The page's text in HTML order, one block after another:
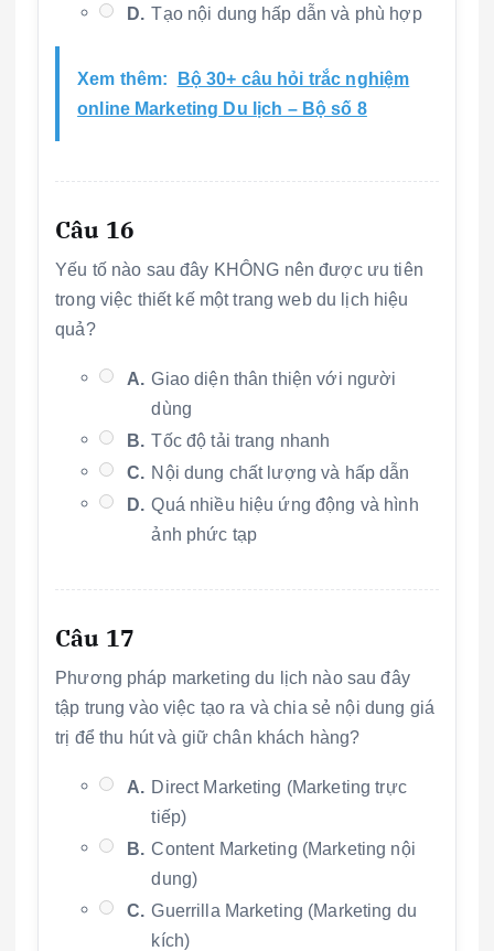
D. Tạo nội dung hấp dẫn và phù hợp
Xem thêm:
Bộ 30+ câu hỏi trắc nghiệm
online Marketing Du lịch – Bộ số 8
Câu 16
Yếu tố nào sau đây KHÔNG nên được ưu tiên
trong việc thiết kế một trang web du lịch hiệu
quả?
A. Giao diện thân thiện với người
dùng
B. Tốc độ tải trang nhanh
C. Nội dung chất lượng và hấp dẫn
D. Quá nhiều hiệu ứng động và hình
ảnh phức tạp
Câu 17
Phương pháp marketing du lịch nào sau đây
tập trung vào việc tạo ra và chia sẻ nội dung giá
trị để thu hút và giữ chân khách hàng?
A. Direct Marketing (Marketing trực
tiếp)
B. Content Marketing (Marketing nội
dung)
C. Guerrilla Marketing (Marketing du
kích)